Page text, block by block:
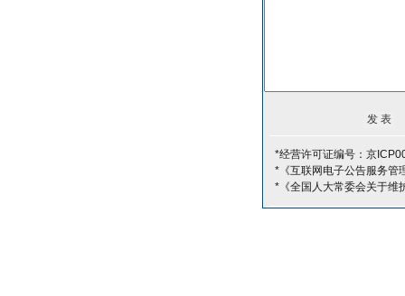
*经营许可证编号：京
*《互联网电子公告服务管
*《全国人大常委会关于维